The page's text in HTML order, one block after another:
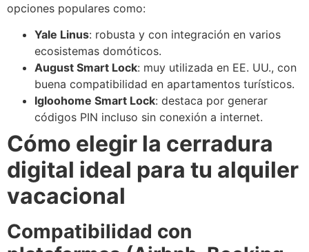
opciones populares como:
Yale Linus: robusta y con integración en varios
ecosistemas domóticos.
August Smart Lock: muy utilizada en EE. UU., con
buena compatibilidad en apartamentos turísticos.
Igloohome Smart Lock: destaca por generar
códigos PIN incluso sin conexión a internet.
Cómo elegir la cerradura
digital ideal para tu alquiler
vacacional
Compatibilidad con